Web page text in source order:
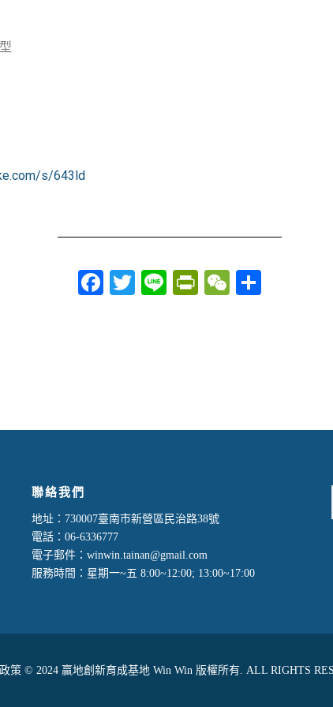
s/643ld
Facebook
Twitter
LinePrintFriendly
WeChat
聯絡我們
地址：730007臺南市新營區民治路38號
電話：06-6336777
電子郵件：winwin.tainan@gmail.com
服務時間：星期一~五 8:00~12:00; 13:00~17:00